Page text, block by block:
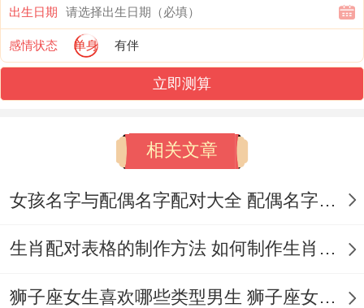
易燃易炸被质疑时会立就是怼回去:“我的方
法不行?
”，职场优势- 再要飞快决策的领域（如急诊
科医生、危机公关）表现看的出来、某白羊
集团队制定出三套应急方法。
天蝎座：暗夜女王,隐性强势- 精准洞察能通
出生日期
感情状态 单身 有伴
立即测算
相关文章
女孩名字与配偶名字配对大全 配偶名字配对女孩版
生肖配对表格的制作方法 如何制作生肖配对表格
狮子座女生喜欢哪些类型男生 狮子座女生喜欢哪种男生